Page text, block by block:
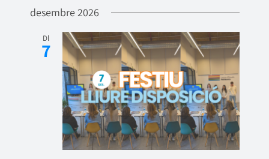
desembre 2026
Dl
7